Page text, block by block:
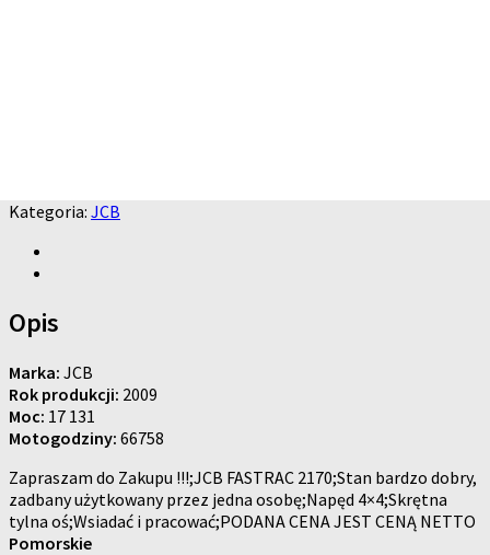
Kategoria: JCB
Opis
Marka: JCB
Rok produkcji: 2009
Moc: 17 131
Motogodziny: 66758
Zapraszam do Zakupu !!!;JCB FASTRAC 2170;Stan bardzo dobry,
zadbany użytkowany przez jedna osobę;Napęd 4×4;Skrętna
tylna oś;Wsiadać i pracować;PODANA CENA JEST CENĄ NETTO
Pomorskie